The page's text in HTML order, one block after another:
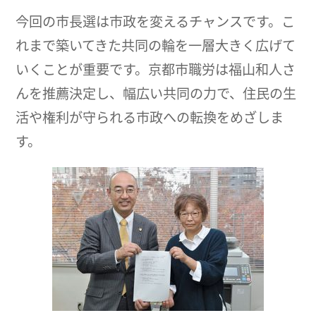
今回の市長選は市政を変えるチャンスです。こ
れまで築いてきた共同の輪を一層大きく広げて
いくことが重要です。京都市職労は福山和人さ
んを推薦決定し、幅広い共同の力で、住民の生
活や権利が守られる市政への転換をめざしま
す。